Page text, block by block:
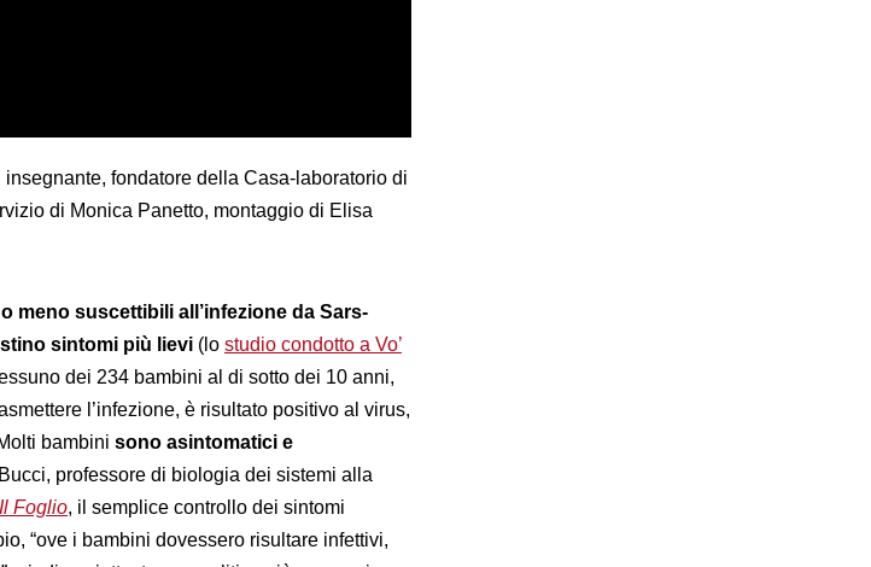
fondatore della Casa-laboratorio di
di Monica Panetto, montaggio di Elisa
meno suscettibili all’infezione da Sars-
sintomi più lievi (lo studio condotto a Vo’
dei 234 bambini al di sotto dei 10 anni,
l’infezione, è risultato positivo al virus,
bambini sono asintomatici e
professore di biologia dei sistemi alla
Il Foglio, il semplice controllo dei sintomi
“ove i bambini dovessero risultare infettivi,